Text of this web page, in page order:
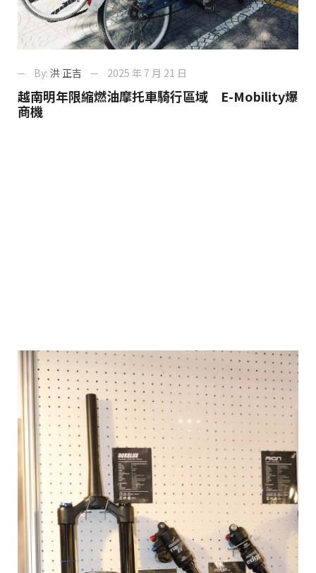
By: 洪 正吉 2025 年 7 月 21 日
越南明年限縮燃油摩托車騎行區域 E-Mobility爆
商機